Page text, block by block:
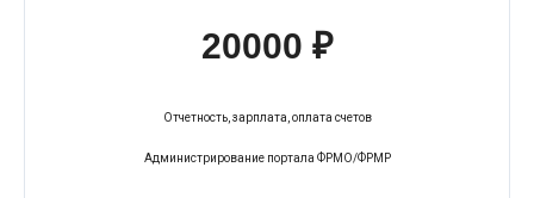
20000 ₽
Отчетность, зарплата, оплата счетов
Администрирование портала ФРМО/ФРМР